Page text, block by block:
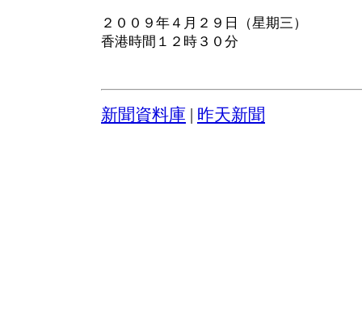
２００９年４月２９日（星期三）
香港時間１２時３０分
新聞資料庫 昨天新聞